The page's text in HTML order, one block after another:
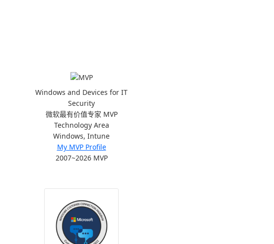
Windows and Devices for IT
Security
微软最有价值专家 MVP
Technology Area
Windows, Intune
My MVP Profile
2007~2026 MVP